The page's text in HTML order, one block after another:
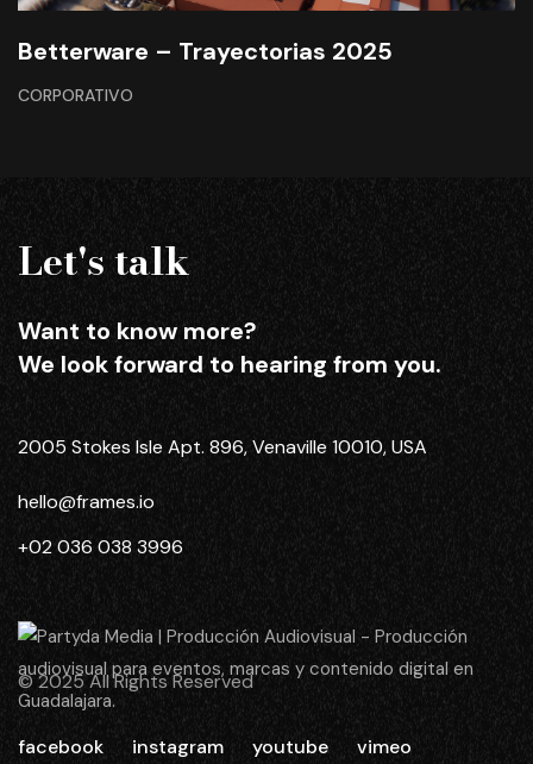
Betterware – Trayectorias 2025
CORPORATIVO
Let's talk
Want to know more?
We look forward to hearing from you.
2005 Stokes Isle Apt. 896, Venaville 10010, USA
hello@frames.io
+02 036 038 3996
© 2025 All Rights Reserved
facebook instagram youtube vimeo